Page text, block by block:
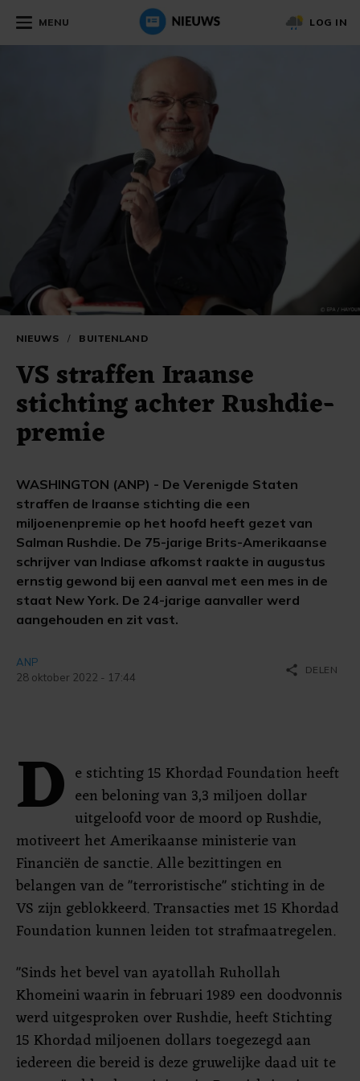
MENU LOG IN
NIEUWS / BUITENLAND
VS straffen Iraanse
stichting achter Rushdie-
premie
WASHINGTON (ANP) - De Verenigde Staten
straffen de Iraanse stichting die een
miljoenenpremie op het hoofd heeft gezet van
Salman Rushdie. De 75-jarige Brits-Amerikaanse
schrijver van Indiase afkomst raakte in augustus
ernstig gewond bij een aanval met een mes in de
staat New York. De 24-jarige aanvaller werd
aangehouden en zit vast.
ANP
28 oktober 2022 - 17:44
share DELEN
D e stichting 15 Khordad Foundation heeft
een beloning van 3,3 miljoen dollar
uitgeloofd voor de moord op Rushdie,
motiveert het Amerikaanse ministerie van
Financiën de sanctie. Alle bezittingen en
belangen van de "terroristische" stichting in de
VS zijn geblokkeerd. Transacties met 15 Khordad
Foundation kunnen leiden tot strafmaatregelen.
"Sinds het bevel van ayatollah Ruhollah
Khomeini waarin in februari 1989 een doodvonnis
werd uitgesproken over Rushdie, heeft Stichting
15 Khordad miljoenen dollars toegezegd aan
iedereen die bereid is deze gruwelijke daad uit te